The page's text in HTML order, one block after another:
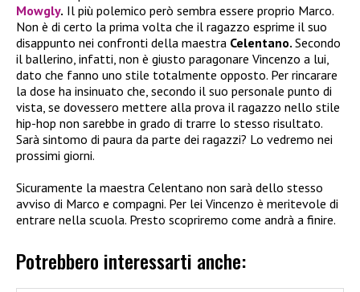
Mowgly. Il più polemico però sembra essere proprio Marco.
Non è di certo la prima volta che il ragazzo esprime il suo
disappunto nei confronti della maestra Celentano. Secondo
il ballerino, infatti, non è giusto paragonare Vincenzo a lui,
dato che fanno uno stile totalmente opposto. Per rincarare
la dose ha insinuato che, secondo il suo personale punto di
vista, se dovessero mettere alla prova il ragazzo nello stile
hip-hop non sarebbe in grado di trarre lo stesso risultato.
Sarà sintomo di paura da parte dei ragazzi? Lo vedremo nei
prossimi giorni.
Sicuramente la maestra Celentano non sarà dello stesso
avviso di Marco e compagni. Per lei Vincenzo è meritevole di
entrare nella scuola. Presto scopriremo come andrà a finire.
Potrebbero interessarti anche: